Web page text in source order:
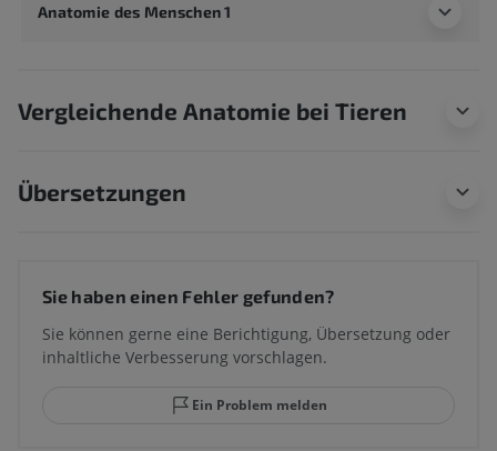
Anatomie des Menschen 1
Vergleichende Anatomie bei Tieren
Übersetzungen
Sie haben einen Fehler gefunden?
Sie können gerne eine Berichtigung, Übersetzung oder
inhaltliche Verbesserung vorschlagen.
Ein Problem melden